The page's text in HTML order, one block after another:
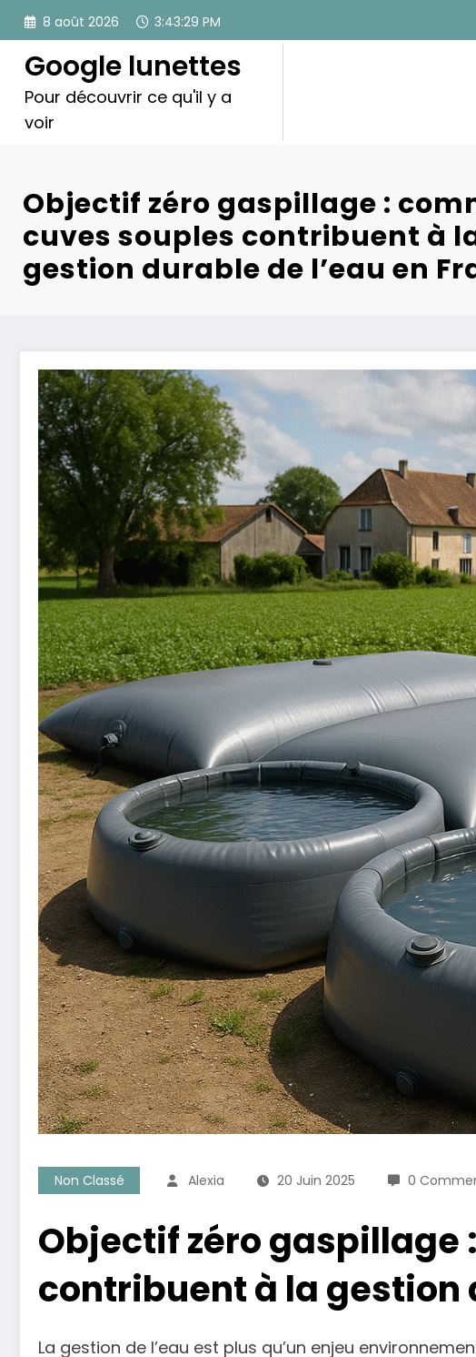
Aller
contenu
8 août 2026 3:43:31 PM
Google lunettes
Pour découvrir ce qu'il y a
voir
Objectif zéro gaspillage :
cuves souples contribuent à
gestion durable de l’eau en
Non Classé Alexia 20 Juin 2025 0
Objectif zéro gaspillage
contribuent à la gestion
La gestion de l’eau est plus qu’un enjeu